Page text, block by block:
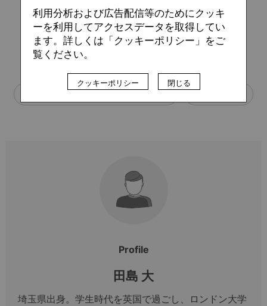
クリスティアーノ・ロナウド
ジェイミー・バーディー
Profile
田島 大
埼玉県出身。学生時代を英国で過ごし、ロンドン大学
利用分析および広告配信等のためにクッキ
ーを利用してアクセスデータを取得してい
ます。詳しくは「クッキーポリシー」をご
覧ください。
クッキーポリシー 閉じる